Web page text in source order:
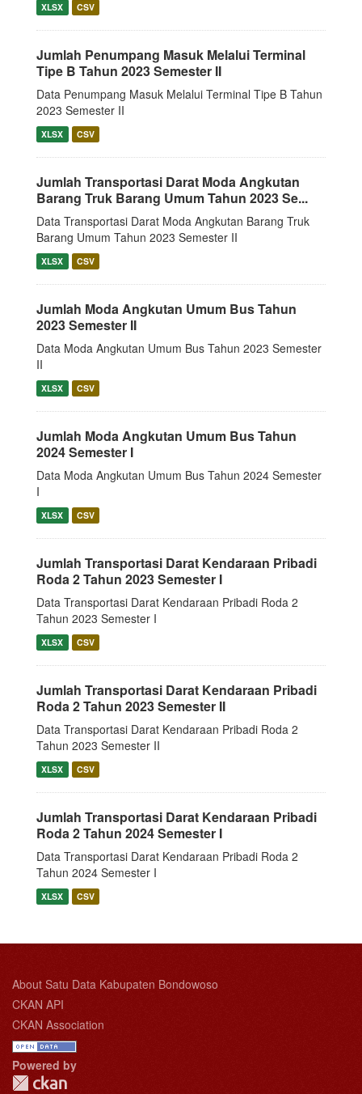
XLSX CSV
Jumlah Penumpang Masuk Melalui Terminal
Tipe B Tahun 2023 Semester II
Data Penumpang Masuk Melalui Terminal Tipe B Tahun
2023 Semester II
XLSX CSV
Jumlah Transportasi Darat Moda Angkutan
Barang Truk Barang Umum Tahun 2023 Se...
Data Transportasi Darat Moda Angkutan Barang Truk
Barang Umum Tahun 2023 Semester II
XLSX CSV
Jumlah Moda Angkutan Umum Bus Tahun
2023 Semester II
Data Moda Angkutan Umum Bus Tahun 2023 Semester
II
XLSX CSV
Jumlah Moda Angkutan Umum Bus Tahun
2024 Semester I
Data Moda Angkutan Umum Bus Tahun 2024 Semester
I
XLSX CSV
Jumlah Transportasi Darat Kendaraan Pribadi
Roda 2 Tahun 2023 Semester I
Data Transportasi Darat Kendaraan Pribadi Roda 2
Tahun 2023 Semester I
XLSX CSV
Jumlah Transportasi Darat Kendaraan Pribadi
Roda 2 Tahun 2023 Semester II
Data Transportasi Darat Kendaraan Pribadi Roda 2
Tahun 2023 Semester II
XLSX CSV
Jumlah Transportasi Darat Kendaraan Pribadi
Roda 2 Tahun 2024 Semester I
Data Transportasi Darat Kendaraan Pribadi Roda 2
Tahun 2024 Semester I
XLSX CSV
About Satu Data Kabupaten Bondowoso
CKAN API
CKAN Association
Powered by